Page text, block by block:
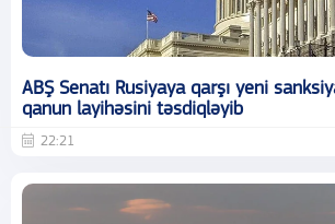
ABŞ Senatı Rusiyaya qarşı yeni
qanun layihəsini təsdiqləyib
22:21